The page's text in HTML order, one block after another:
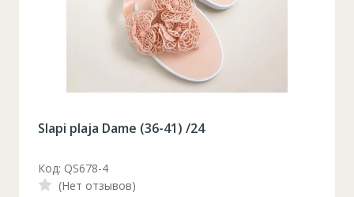
Slapi plaja Dame (36-41) /24
Код: QS678-3
(Нет отзывов)